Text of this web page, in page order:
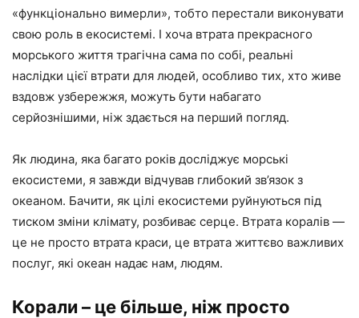
«функціонально вимерли», тобто перестали виконувати
свою роль в екосистемі. І хоча втрата прекрасного
морського життя трагічна сама по собі, реальні
наслідки цієї втрати для людей, особливо тих, хто живе
вздовж узбережжя, можуть бути набагато
серйознішими, ніж здається на перший погляд.
Як людина, яка багато років досліджує морські
екосистеми, я завжди відчував глибокий зв’язок з
океаном. Бачити, як цілі екосистеми руйнуються під
тиском зміни клімату, розбиває серце. Втрата коралів —
це не просто втрата краси, це втрата життєво важливих
послуг, які океан надає нам, людям.
Корали – це більше, ніж просто